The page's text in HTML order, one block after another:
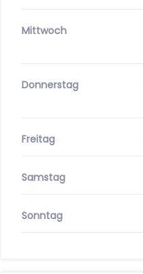
Mittwoch
Donnerstag
Freitag
Samstag
Sonntag